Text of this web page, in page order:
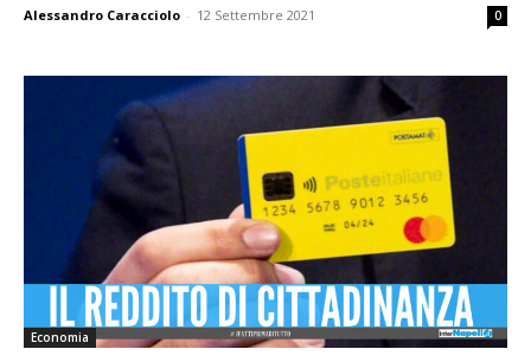
Alessandro Caracciolo - 12 Settembre 2021 0
Economia